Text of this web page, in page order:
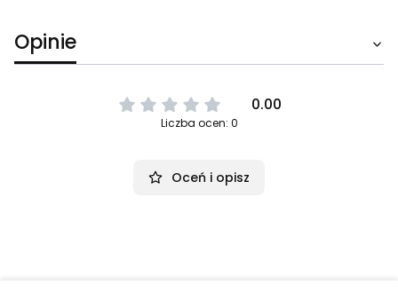
Opinie
0.00
Liczba ocen: 0
Oceń i opisz